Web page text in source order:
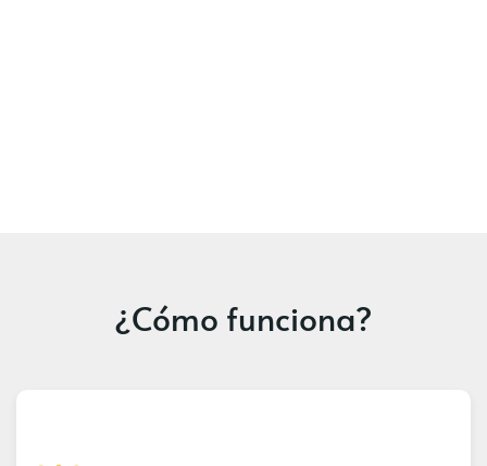
¿Cómo funciona?